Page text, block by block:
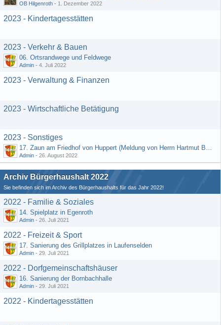
OB Hilgenroth - 1. Dezember 2022
2023 - Kindertagesstätten
2023 - Verkehr & Bauen
06. Ortsrandwege und Feldwege
Admin - 4. Juli 2022
2023 - Verwaltung & Finanzen
2023 - Wirtschaftliche Betätigung
2023 - Sonstiges
17. Zaun am Friedhof von Huppert (Meldung von Herrn Hartmut Bender)
Admin - 26. August 2022
Archiv Bürgerhaushalt 2022
Sie befinden sich im Archiv des Bürgerhaushalts für das Jahr 2022!
2022 - Familie & Soziales
14. Spielplatz in Egenroth
Admin - 26. Juli 2021
2022 - Freizeit & Sport
17. Sanierung des Grillplatzes in Laufenselden
Admin - 29. Juli 2021
2022 - Dorfgemeinschaftshäuser
16. Sanierung der Bornbachhalle
Admin - 29. Juli 2021
2022 - Kindertagesstätten